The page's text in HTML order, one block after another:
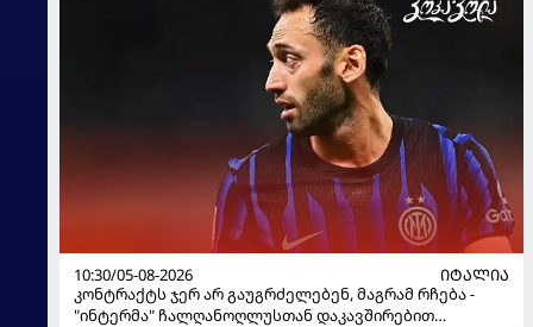
10:30/05-08-2026
ᲘᲢᲐᲚᲘᲐ
კონტრაქტს ჯერ არ გაუგრძელებენ, მაგრამ რჩება -
"ინტერმა" ჩალღანოღლუსთან დაკავშირებით